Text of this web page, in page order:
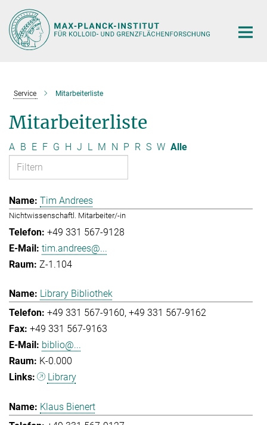
Hauptinhalt
Service Mitarbeiterliste
Mitarbeiterliste
A B E F G H J L M N P R S W Alle
Tim Andrees
Nichtwissenschaftl. Mitarbeiter/-in
+49 331 567-9128
tim.andrees@...
Z-1.104
Library Bibliothek
+49 331 567-9160 +49 331 567-9162
+49 331 567-9163
biblio@...
K-0.000
Library
Klaus Bienert